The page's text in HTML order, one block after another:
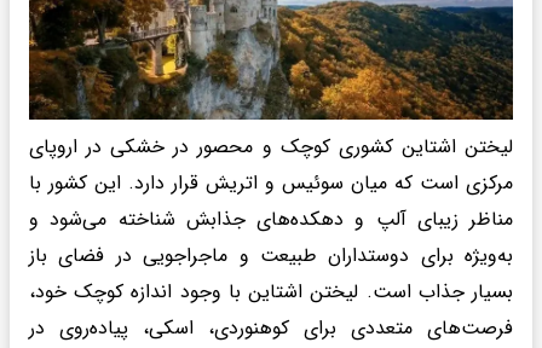
لیختن‌ اشتاین کشوری کوچک و محصور در خشکی در اروپای
مرکزی است که میان سوئیس و اتریش قرار دارد. این کشور با
مناظر زیبای آلپ و دهکده‌های جذابش شناخته می‌شود و
به‌ویژه برای دوستداران طبیعت و ماجراجویی در فضای باز
بسیار جذاب است. لیختن‌ اشتاین با وجود اندازه کوچک خود،
فرصت‌های متعددی برای کوهنوردی، اسکی، پیاده‌روی در